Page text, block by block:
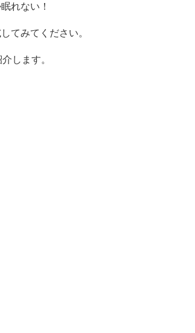
れない！
てみてください。
します。